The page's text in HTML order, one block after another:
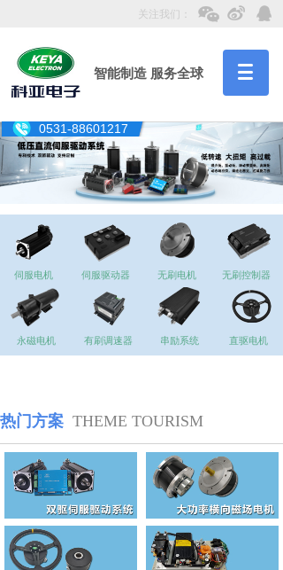
关注我们：
智能制造 服务全球
0531-88601217
伺服驱动器 无刷电机 无刷控制器
伺服电机
永磁电机 有刷调速器 串励系统 直驱电机
热门方案 THEME TOURISM